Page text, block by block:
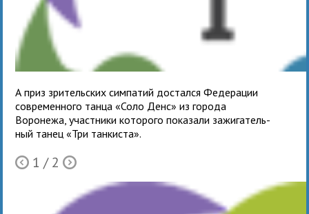
А приз зри­тель­ских сим­па­тий достался Федерации
совре­мен­ного танца «Соло Денс» из города
Воронежа, участ­ники кото­рого пока­зали зажи­га­тель­
ный танец «Три танкиста».
Ò 1 / 2Õ